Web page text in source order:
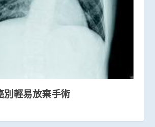
別輕易放棄手術